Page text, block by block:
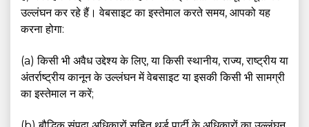
उल्लंघन कर रहे हैं। वेबसाइट का इस्तेमाल करते समय, आपको यह
करना होगा:
(a) किसी भी अवैध उद्देश्य के लिए, या किसी स्थानीय, राज्य, राष्ट्रीय या
अंतर्राष्ट्रीय कानून के उल्लंघन में वेबसाइट या इसकी किसी भी सामग्री
का इस्तेमाल न करें;